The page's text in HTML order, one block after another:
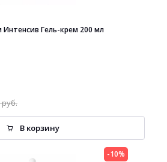
Гель-крем 200 мл
руб.
В корзину
-10%